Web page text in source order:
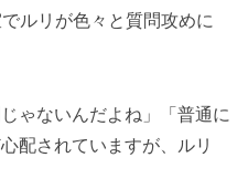
ルリが色々と質問攻めに
ゃないんだよね」「普通に
配されていますが、ルリ